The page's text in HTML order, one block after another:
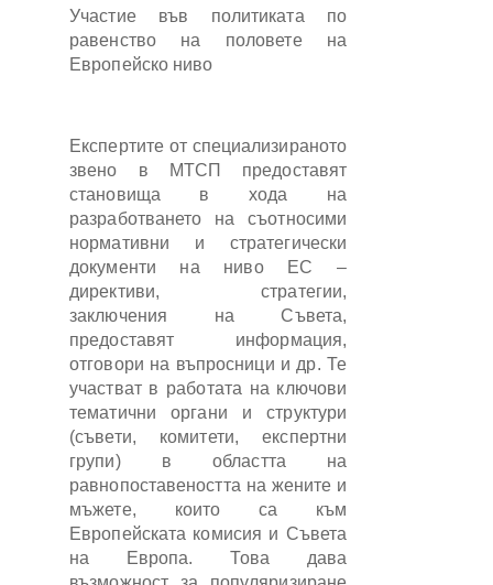
Участие във политиката по
равенство на половете на
Европейско ниво
Експертите от специализираното
звено в МТСП предоставят
становища в хода на
разработването на съотносими
нормативни и стратегически
документи на ниво ЕС –
директиви, стратегии,
заключения на Съвета,
предоставят информация,
отговори на въпросници и др. Те
участват в работата на ключови
тематични органи и структури
(съвети, комитети, експертни
групи) в областта на
равнопоставеността на жените и
мъжете, които са към
Европейската комисия и Съвета
на Европа. Това дава